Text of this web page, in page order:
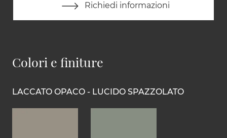
Richiedi informazioni
Colori e finiture
LACCATO OPACO - LUCIDO SPAZZOLATO